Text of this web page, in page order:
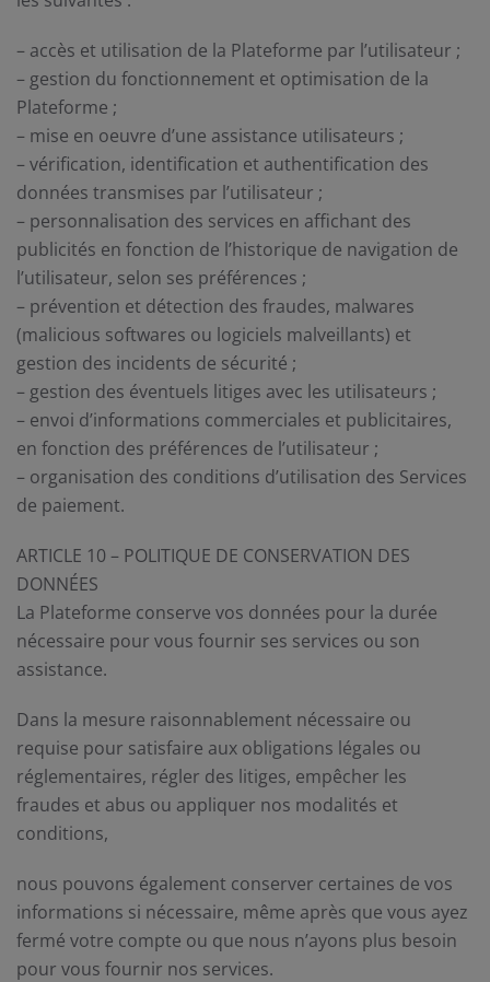
– accès et utilisation de la Plateforme par l’utilisateur ;
– gestion du fonctionnement et optimisation de la
Plateforme ;
– mise en oeuvre d’une assistance utilisateurs ;
– vérification, identification et authentification des
données transmises par l’utilisateur ;
– personnalisation des services en affichant des
publicités en fonction de l’historique de navigation de
l’utilisateur, selon ses préférences ;
– prévention et détection des fraudes, malwares
(malicious softwares ou logiciels malveillants) et
gestion des incidents de sécurité ;
– gestion des éventuels litiges avec les utilisateurs ;
– envoi d’informations commerciales et publicitaires,
en fonction des préférences de l’utilisateur ;
– organisation des conditions d’utilisation des Services
de paiement.
ARTICLE 10 – POLITIQUE DE CONSERVATION DES
DONNÉES
La Plateforme conserve vos données pour la durée
nécessaire pour vous fournir ses services ou son
assistance.
Dans la mesure raisonnablement nécessaire ou
requise pour satisfaire aux obligations légales ou
réglementaires, régler des litiges, empêcher les
fraudes et abus ou appliquer nos modalités et
conditions,
nous pouvons également conserver certaines de vos
informations si nécessaire, même après que vous ayez
fermé votre compte ou que nous n’ayons plus besoin
pour vous fournir nos services.